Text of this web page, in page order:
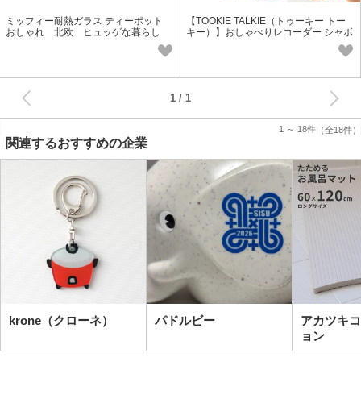
ミッフィー耐熱ガラス ティーポット
おしゃれ 北欧 ヒュッゲな暮らし
【TOOKIE TALKIE（トゥーキー トー
キー）】おしゃべりレコーダー シャボ
1 ～ 18件 （全18件）
1
関連するおすすめの企業
krone（クローネ） パドルビー
アカツキ
ョン